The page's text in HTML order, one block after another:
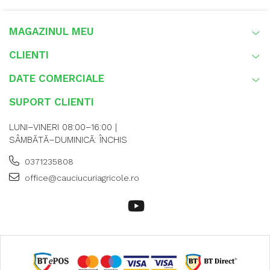
MAGAZINUL MEU
CLIENTI
DATE COMERCIALE
SUPORT CLIENTI
LUNI–VINERI 08:00–16:00 |
SÂMBĂTĂ–DUMINICĂ: ÎNCHIS
0371235808
office@cauciucuriagricole.ro